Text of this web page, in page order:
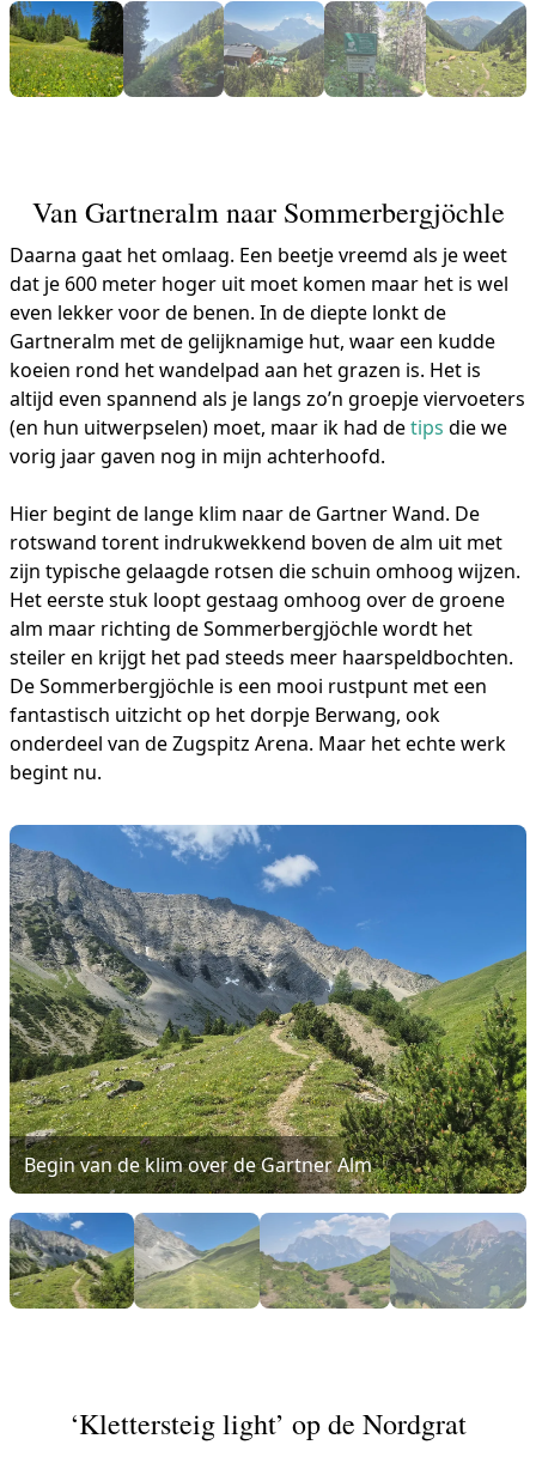
Van Gartneralm naar Sommerbergjöchle
Daarna gaat het omlaag. Een beetje vreemd als je weet
dat je 600 meter hoger uit moet komen maar het is wel
even lekker voor de benen. In de diepte lonkt de
Gartneralm met de gelijknamige hut, waar een kudde
koeien rond het wandelpad aan het grazen is. Het is
altijd even spannend als je langs zo’n groepje viervoeters
(en hun uitwerpselen) moet, maar ik had detips die we
vorig jaar gaven nog in mijn achterhoofd.
Hier begint de lange klim naar de Gartner Wand. De
rotswand torent indrukwekkend boven de alm uit met
zijn typische gelaagde rotsen die schuin omhoog wijzen.
Het eerste stuk loopt gestaag omhoog over de groene
alm maar richting de Sommerbergjöchle wordt het
steiler en krijgt het pad steeds meer haarspeldbochten.
De Sommerbergjöchle is een mooi rustpunt met een
fantastisch uitzicht op het dorpje Berwang, ook
onderdeel van de Zugspitz Arena. Maar het echte werk
begint nu.
Begin van de klim over de Gartner Alm
‘Klettersteig light’ op de Nordgrat